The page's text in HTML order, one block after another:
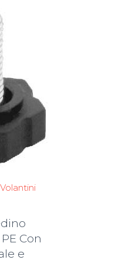
Volantini
Con
e